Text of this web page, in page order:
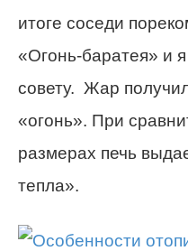
итоге соседи
«Огонь-баратея» и
совету. Жар
«огонь». При
размерах печь
тепла».